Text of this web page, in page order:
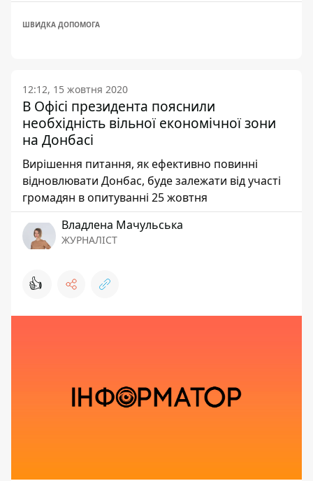
ШВИДКА ДОПОМОГА
12:12, 15 жовтня 2020
В Офісі президента пояснили
необхідність вільної економічної зони
на Донбасі
Вирішення питання, як ефективно повинні
відновлювати Донбас, буде залежати від участі
громадян в опитуванні 25 жовтня
Владлена Мачульська
ЖУРНАЛІСТ
👍